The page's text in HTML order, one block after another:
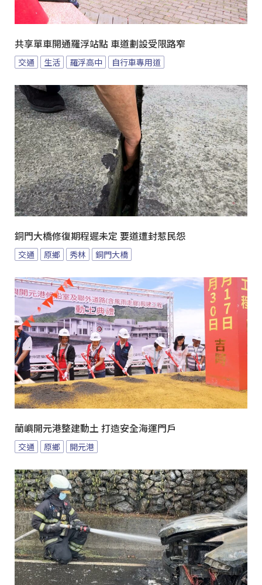
共享單車開通羅浮站點 車道劃設受限路窄
交通 生活 羅浮高中 自行車專用道
銅門大橋修復期程遲未定 要道遭封惹民怨
交通 原鄉 秀林 銅門大橋
蘭嶼開元港整建動土 打造安全海運門戶
交通 原鄉 開元港